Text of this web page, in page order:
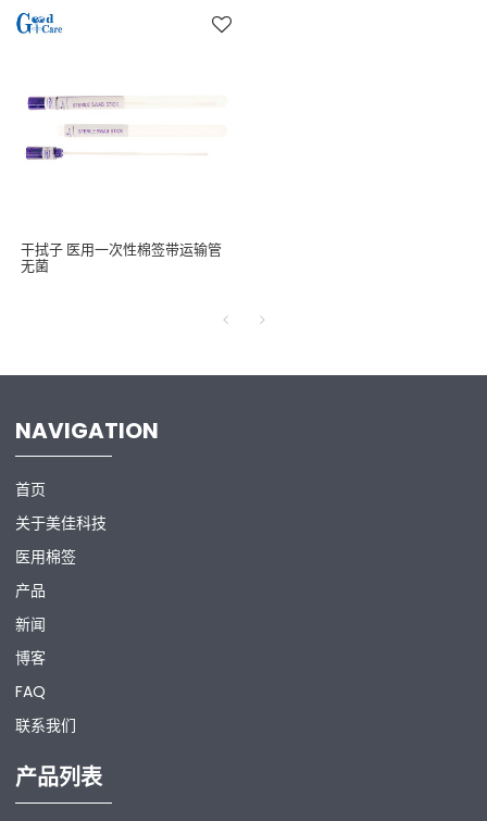
干拭子 医用一次性棉签带运输管
无菌
NAVIGATION
首页
关于美佳科技
医用棉签
产品
新闻
博客
FAQ
联系我们
产品列表